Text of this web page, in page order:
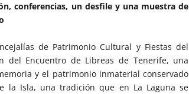
conferencias, un desfile y una muestra de
de Patrimonio Cultural y Fiestas del
del Encuentro de Libreas de Tenerife, una
y el patrimonio inmaterial conservado
la Isla, una tradición que en La Laguna se